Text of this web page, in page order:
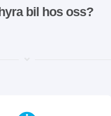
bil hos oss?